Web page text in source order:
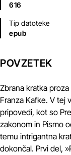
616
Tip datoteke
epub
POVZETEK
Zbrana kratka
Franza Kafke. V tej
pripovedi, kot so
zakonom in Pismo
temu intrigantna
dokončal. Prvi del,